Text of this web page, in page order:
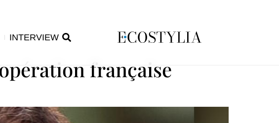
INTERVIEW
française